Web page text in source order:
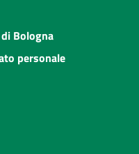
Bologna
personale